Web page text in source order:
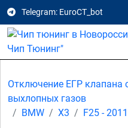
Telegram: EuroCT_bot
Отключение ЕГР клапана
выхлопных газов
BMW
X3 F25 -